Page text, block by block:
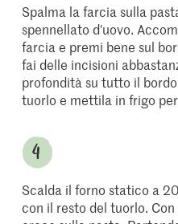
Spalma la farcia sulla
spennellato d'uovo.
farcia e premi bene sul
fai delle incisioni
profondità su tutto il
tuorlo e mettila in frigo
Scalda il forno statico a
con il resto del tuorlo.